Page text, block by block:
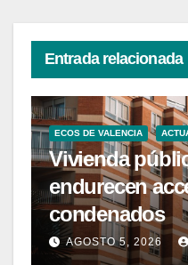
Entrada relacionada
ECOS DE VALENCIA
Vivienda
endurecen
condenados
AGOSTO 5, 2026